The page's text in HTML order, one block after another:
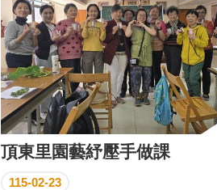
頂東里園藝紓壓手做課
115-02-23